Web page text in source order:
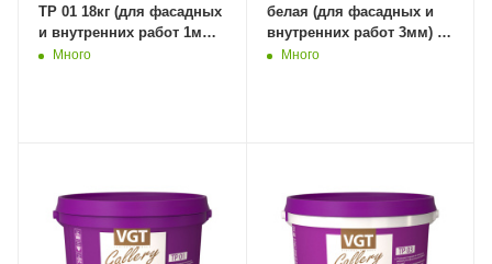
TP 01 18кг (для фасадных
и внутренних работ 1мм)
ВГТМного
белая (для фасадных и
внутренних работ 3мм) 18
кг ВГТ (1 шт)
Много